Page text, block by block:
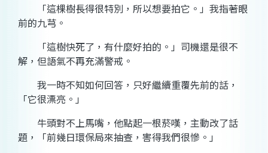
「這棵樹長得很特別，所以想要拍它。」我指著眼
前的九芎。
「這樹快死了，有什麼好拍的。」司機還是很不
解，但語氣不再充滿警戒。
我一時不知如何回答，只好繼續重覆先前的話，
「它很漂亮。」
牛頭對不上馬嘴，他點起一根菸嘆，主動改了話
題，「前幾日環保局來抽查，害得我們很慘。」